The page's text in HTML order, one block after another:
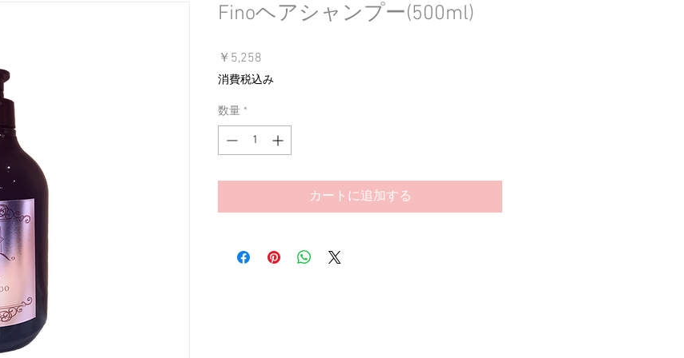
Finoヘアシャンプー(500ml)
￥5,258
格
消費税込み
数量 *
カートに追加する